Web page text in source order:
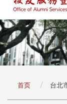
首页 台北